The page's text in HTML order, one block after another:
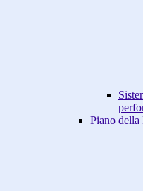
Piano della